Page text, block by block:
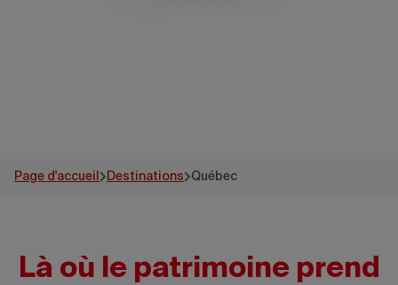
Page d'accueil Destinations Québec
Là où le patrimoine prend